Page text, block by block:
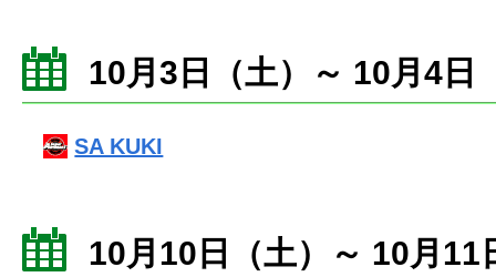
10月3日（土）～ 10月4日
SA KUKI
10月10日（土）～ 10月11